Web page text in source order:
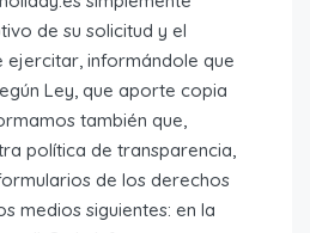
de su solicitud y el
ejercitar, informándole que
Ley, que aporte copia
también que,
política de transparencia,
de los derechos
medios siguientes: en la